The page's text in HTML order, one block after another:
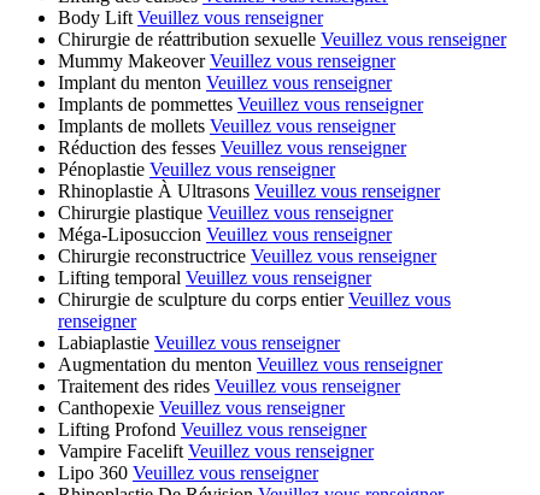
Body Lift Veuillez vous renseigner
Chirurgie de réattribution sexuelle Veuillez vous renseigner
Mummy Makeover Veuillez vous renseigner
Implant du menton Veuillez vous renseigner
Implants de pommettes Veuillez vous renseigner
Implants de mollets Veuillez vous renseigner
Réduction des fesses Veuillez vous renseigner
Pénoplastie Veuillez vous renseigner
Rhinoplastie À Ultrasons Veuillez vous renseigner
Chirurgie plastique Veuillez vous renseigner
Méga-Liposuccion Veuillez vous renseigner
Chirurgie reconstructrice Veuillez vous renseigner
Lifting temporal Veuillez vous renseigner
Chirurgie de sculpture du corps entier Veuillez vous
renseigner
Labiaplastie Veuillez vous renseigner
Augmentation du menton Veuillez vous renseigner
Traitement des rides Veuillez vous renseigner
Canthopexie Veuillez vous renseigner
Lifting Profond Veuillez vous renseigner
Vampire Facelift Veuillez vous renseigner
Lipo 360 Veuillez vous renseigner